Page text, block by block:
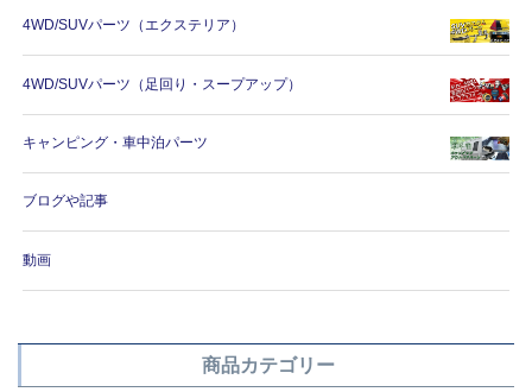
4WD/SUVパーツ（エクステリア）
4WD/SUVパーツ（足回り・スープアップ）
キャンピング・車中泊パーツ
ブログや記事
動画
商品カテゴリー